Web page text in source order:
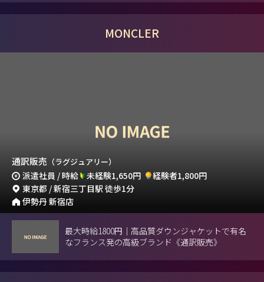
MONCLER
通訳販売 （ラグジュアリー）
派遣社員 / 時給 未経験1,650円
経験者1,800円
東京都 / 新宿三丁目駅 徒歩1分
伊勢丹 新宿店
最大時給1800円｜高品質ダウンジャケットで有名
なフランス発の高級ブランド《通訳販売》